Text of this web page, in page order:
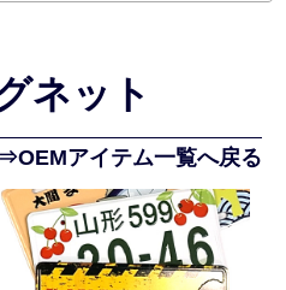
ネット
⇒OEMアイテム一覧へ戻る